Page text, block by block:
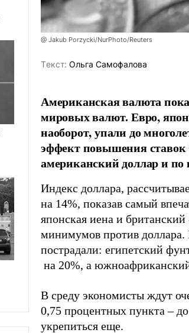
@ Jakub Porzycki/NurPhoto/Reuters
Tекст: Ольга Самофалова
Американская валюта
мировых валют. Евро,
наоборот, упали до
эффект повышения
американский доллар и по
Индекс доллара,
на 14%, показав самый
японская иена и
минимумов против
пострадали: египетский
на 20%, а
В среду экономисты ждут
0,75 процентных пункта –
укрепиться еще.